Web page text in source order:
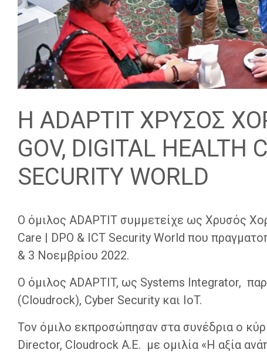
Η ADAPTIT ΧΡΥΣΟΣ
GOV, DIGITAL HEALTH
SECURITY WORLD
O όμιλος ADAPTIT συμμετείχε ως Χρυσός
Care | DPO & ICT Security World που
& 3 Νοεμβρίου 2022.
Ο όμιλος ADAPTIT, ως Systems Integrator,
(Cloudrock), Cyber Security και IoT.
Τον όμιλο εκπροσώπησαν στα συνέδρια ο
Director, Cloudrock Α.Ε. με ομιλία «Η αξία